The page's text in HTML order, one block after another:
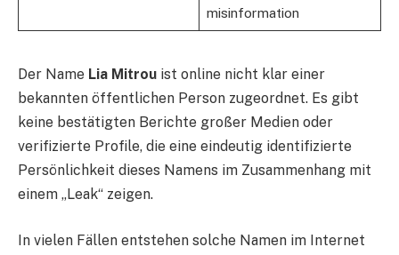
misinformation
Der Name Lia Mitrou ist online nicht klar einer
bekannten öffentlichen Person zugeordnet. Es gibt
keine bestätigten Berichte großer Medien oder
verifizierte Profile, die eine eindeutig identifizierte
Persönlichkeit dieses Namens im Zusammenhang mit
einem „Leak“ zeigen.
In vielen Fällen entstehen solche Namen im Internet